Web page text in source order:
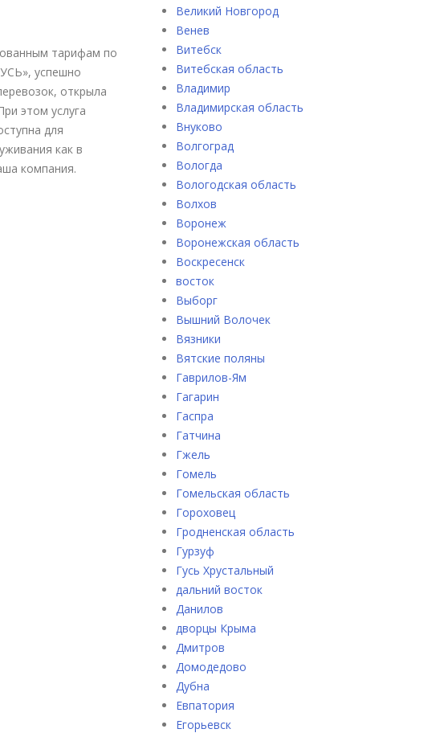
тарифам по
успешно
открыла
этом услуга
для
как в
компания.
Великий Новгород
Венев
Витебск
Витебская область
Владимир
Владимирская область
Внуково
Волгоград
Вологда
Вологодская область
Волхов
Воронеж
Воронежская область
Воскресенск
восток
Выборг
Вышний Волочек
Вязники
Вятские поляны
Гаврилов-Ям
Гагарин
Гаспра
Гатчина
Гжель
Гомель
Гомельская область
Гороховец
Гродненская область
Гурзуф
Гусь Хрустальный
дальний восток
Данилов
дворцы Крыма
Дмитров
Домодедово
Дубна
Евпатория
Егорьевск